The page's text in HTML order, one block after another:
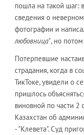
пошла на такой шаг:
сведения о
фотографии и
любовница", но
Потерпевшие
страдания, когда в
ТикТоке, увидели о
пришлось
виновной по части 2
Казахстан об
- "Клевета". Суд